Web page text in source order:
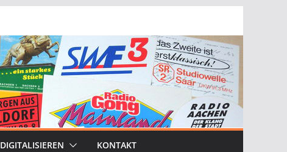
DIGITALISIEREN KONTAKT